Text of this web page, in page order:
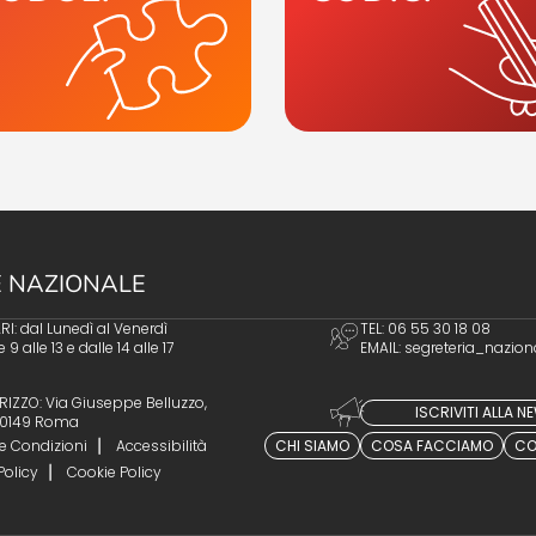
NAZIONALE
dal Lunedì al Venerdì
9 alle 13 e dalle 14 alle 17
TEL: 06 55 30 18 08
EMAIL:
Via Giuseppe Belluzzo,
Roma
ISCRIVITI ALLA
Condizioni
Accessibilità
Cookie Policy
CHI SIAMO COSA FACCIAMO